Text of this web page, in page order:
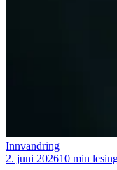
Innvandring
2. juni 202610 min